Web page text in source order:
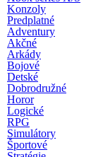
Konzoly
Predplatné
Adventury
Akčné
Arkády
Bojové
Detské
Dobrodružné
Horor
Logické
RPG
Simulátory
Športové